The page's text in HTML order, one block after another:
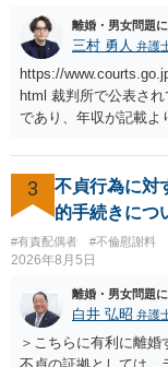
離婚・男女問題
三村 勇人 弁護
https://
html 裁判所で公表さ
であり、年収が記載よ
もございますが、本件
十分かと思います。
3
不貞行為に対
的手続きにつ
#有責配偶者 #不倫慰謝料
2026年8月5日
離婚・男女問題
白井 弘昭 弁護
＞こちらに有利に離婚
不貞の証拠としては、